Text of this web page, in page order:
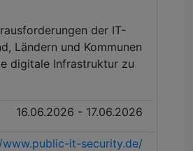
der IT-
Ländern und Kommunen
digitale Infrastruktur zu
16.06.2026 - 17.06.2026
it-security.de/